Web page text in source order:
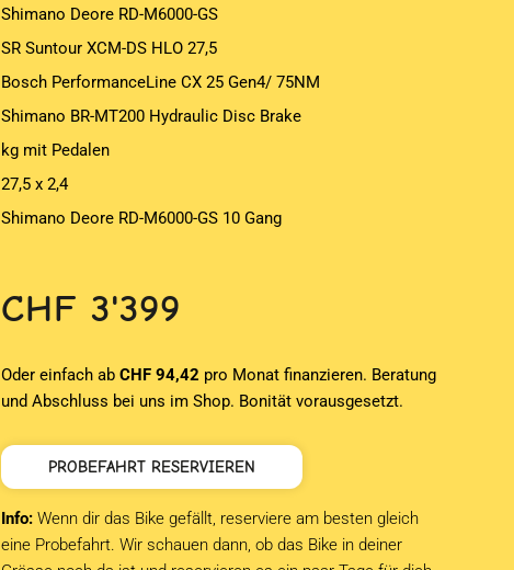
Shimano Deore RD-M6000-GS
SR Suntour XCM-DS HLO 27,5
Bosch PerformanceLine CX 25 Gen4/ 75NM
Shimano BR-MT200 Hydraulic Disc Brake
kg mit Pedalen
27,5 x 2,4
Shimano Deore RD-M6000-GS 10 Gang
CHF 3'399
Oder einfach abCHF 94,42 pro Monat finanzieren. Beratung
und Abschluss bei uns im Shop. Bonität vorausgesetzt.
PROBEFAHRT RESERVIEREN
Info: Wenn dir das Bike gefällt, reserviere am besten gleich
eine Probefahrt. Wir schauen dann, ob das Bike in deiner